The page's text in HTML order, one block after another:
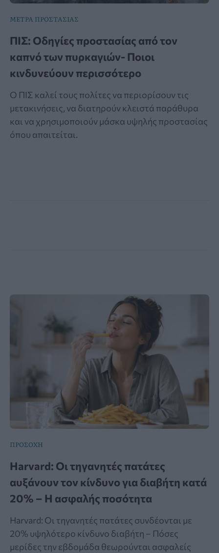
ΜΕΤΡΑ ΠΡΟΣΤΑΣΙΑΣ
ΠΙΣ: Οδηγίες προστασίας από τον
καπνό των πυρκαγιών- Ποιοι
κινδυνεύουν περισσότερο
Ο ΠΙΣ καλεί τους πολίτες να περιορίσουν τις
μετακινήσεις, να διατηρούν κλειστά παράθυρα
και να χρησιμοποιούν μάσκα υψηλής προστασίας
όπου απαιτείται.
ΠΡΟΣΟΧΗ
Harvard: Οι τηγανητές πατάτες
αυξάνουν τον κίνδυνο για διαβήτη κατά
20% – Η ασφαλής ποσότητα
Harvard: Οι τηγανητές πατάτες συνδέονται με
20% υψηλότερο κίνδυνο διαβήτη – Πόσες
μερίδες την εβδομάδα θεωρούνται ασφαλείς